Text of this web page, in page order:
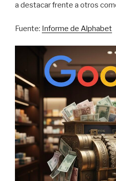
a destacar frente a otros
Fuente: Informe de Alphabet